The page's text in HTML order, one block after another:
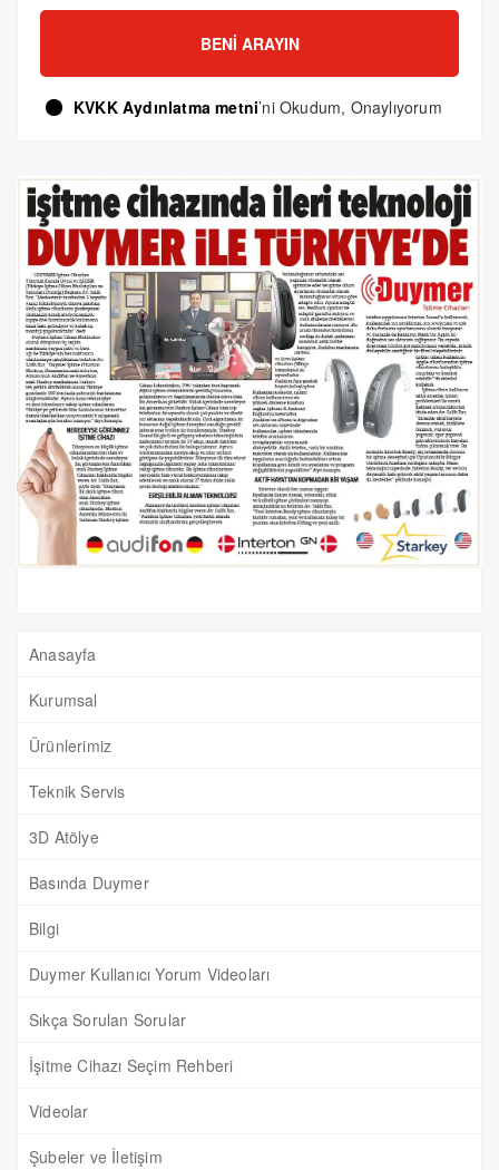
BENI ARAYIN
KVKK Aydınlatma metni’ni Okudum, Onaylıyorum
Anasayfa
Kurumsal
Ürünlerimiz
Teknik Servis
3D Atölye
Basında Duymer
Bilgi
Duymer Kullanıcı Yorum Videoları
Sıkça Sorulan Sorular
İşitme Cihazı Seçim Rehberi
Videolar
Şubeler ve İletişim